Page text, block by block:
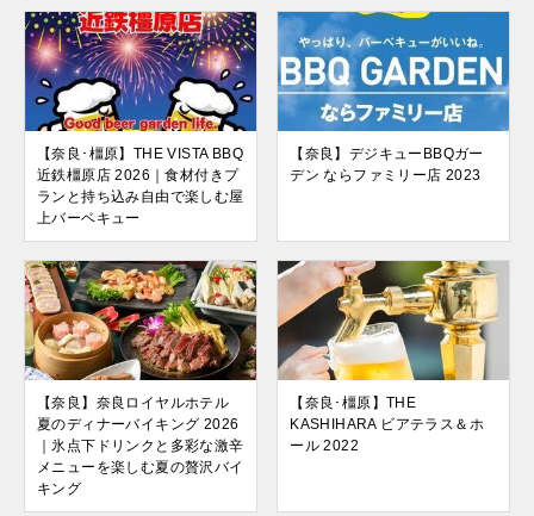
【奈良･橿原】THE VISTA BBQ
近鉄橿原店 2026｜食材付きプ
ランと持ち込み自由で楽しむ屋
上バーベキュー
【奈良】デジキューBBQガー
デン ならファミリー店 2023
【奈良】奈良ロイヤルホテル
夏のディナーバイキング 2026
｜氷点下ドリンクと多彩な激辛
メニューを楽しむ夏の贅沢バイ
キング
【奈良･橿原】THE
KASHIHARA ビアテラス＆ホ
ール 2022